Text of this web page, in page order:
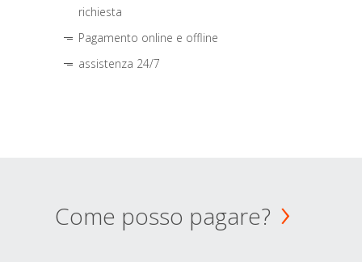
richiesta
Pagamento online e offline
assistenza 24/7
Come posso pagare?